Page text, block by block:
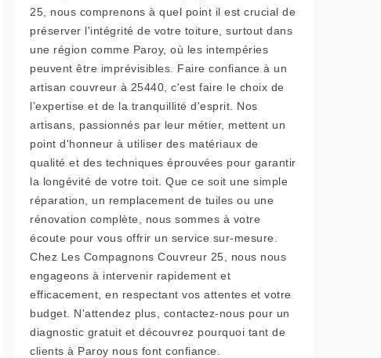
25, nous comprenons à quel point il est crucial de
préserver l'intégrité de votre toiture, surtout dans
une région comme Paroy, où les intempéries
peuvent être imprévisibles. Faire confiance à un
artisan couvreur à 25440, c'est faire le choix de
l'expertise et de la tranquillité d'esprit. Nos
artisans, passionnés par leur métier, mettent un
point d'honneur à utiliser des matériaux de
qualité et des techniques éprouvées pour garantir
la longévité de votre toit. Que ce soit une simple
réparation, un remplacement de tuiles ou une
rénovation complète, nous sommes à votre
écoute pour vous offrir un service sur-mesure.
Chez Les Compagnons Couvreur 25, nous nous
engageons à intervenir rapidement et
efficacement, en respectant vos attentes et votre
budget. N'attendez plus, contactez-nous pour un
diagnostic gratuit et découvrez pourquoi tant de
clients à Paroy nous font confiance.